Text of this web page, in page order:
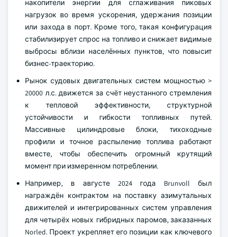
накопители энергии для сглаживания пиковых
нагрузок во время ускорения, удержания позиции
или захода в порт. Кроме того, такая конфигурация
стабилизирует спрос на топливо и снижает видимые
выбросы вблизи населённых пунктов, что повысит
бизнес-траекторию.
Рынок судовых двигательных систем мощностью >
20000 л.с. движется за счёт неустанного стремления
к тепловой эффективности, структурной
устойчивости и гибкости топливных путей.
Массивные цилиндровые блоки, тихоходные
профили и точное распыление топлива работают
вместе, чтобы обеспечить огромный крутящий
момент при измеренном потреблении.
Например, в августе 2024 года Brunvoll был
награждён контрактом на поставку азимутальных
движителей и интегрированных систем управления
для четырёх новых гибридных паромов, заказанных
Norled. Проект укрепляет его позиции как ключевого